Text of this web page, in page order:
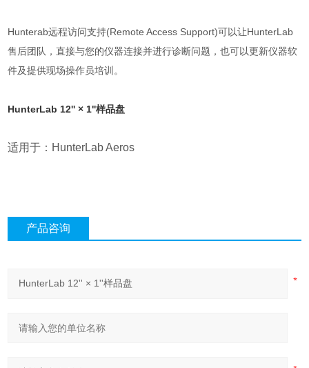
Hunterab远程访问支持(Remote Access Support)可以让HunterLab
售后团队，直接与您的仪器连接并进行诊断问题，也可以更新仪器软
件及提供现场操作员培训。
HunterLab 12'' × 1''样品盘
适用于：HunterLab Aeros
产品咨询